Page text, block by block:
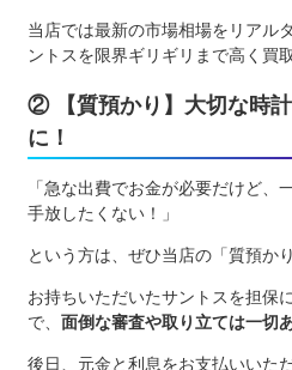
当店では最新の市場相場をリアル
ントスを限界ギリギリまで高く買
② 【質預かり】大切な時
に！
「急な出費でお金が必要だけど、
手放したくない！」
という方は、ぜひ当店の「質預か
お持ちいただいたサントスを担保
で、 面倒な審査や取り立ては一切
後日、元金と利息をお支払いいた